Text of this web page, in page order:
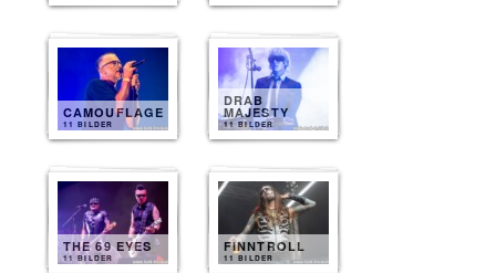
CAMOUFLAGE
11 BILDER
DRAB
MAJESTY
11 BILDER
THE 69 EYES
11 BILDER
FINNTROLL
11 BILDER